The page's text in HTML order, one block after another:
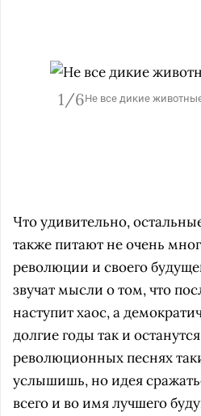
1/6Не все дикие
Что удивительно,
также питают не очень
революции и своего
звучат мысли о том, что
наступит хаос, а
долгие годы так и
революционных песнях
услышишь, но идея
всего и во имя лучшего